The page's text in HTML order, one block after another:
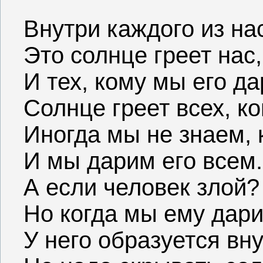
Внутри каждого из
Это солнце греет нас,
И тех, кому мы его
Солнце греет всех,
Иногда мы не знаем,
И мы дарим его всем.
А если человек злой?
Но когда мы ему
У него образуется